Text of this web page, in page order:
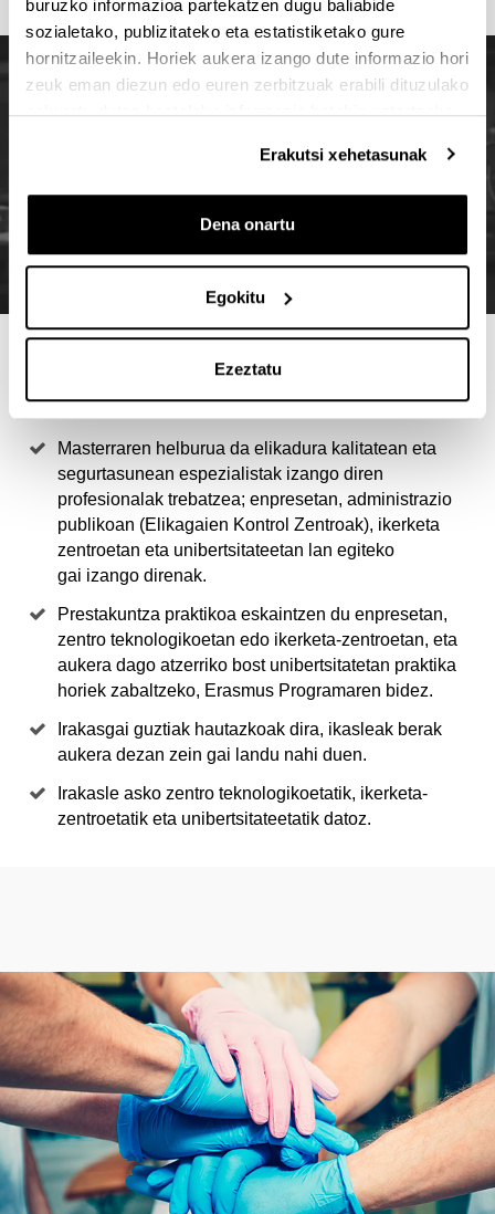
buruzko informazioa partekatzen dugu baliabide
sozialetako, publizitateko eta estatistiketako gure
hornitzaileekin. Horiek aukera izango dute informazio hori
zeuk eman diezun edo euren zerbitzuak erabili dituzulako
eskuratu duten bestelako informazio batekin uztartzeko.
Erakutsi xehetasunak
Dena onartu
Egokitu
Ezeztatu
4 ARRAZOI MASTER HAU
AUKERATZEKO
Masterraren helburua da elikadura kalitatean eta
segurtasunean espezialistak izango diren
profesionalak trebatzea; enpresetan, administrazio
publikoan (Elikagaien Kontrol Zentroak), ikerketa
zentroetan eta unibertsitateetan lan egiteko
gai izango direnak.
Prestakuntza praktikoa eskaintzen du enpresetan,
zentro teknologikoetan edo ikerketa-zentroetan, eta
aukera dago atzerriko bost unibertsitatetan praktika
horiek zabaltzeko, Erasmus Programaren bidez.
Irakasgai guztiak hautazkoak dira, ikasleak berak
aukera dezan zein gai landu nahi duen.
Irakasle asko zentro teknologikoetatik, ikerketa-
zentroetatik eta unibertsitateetatik datoz.